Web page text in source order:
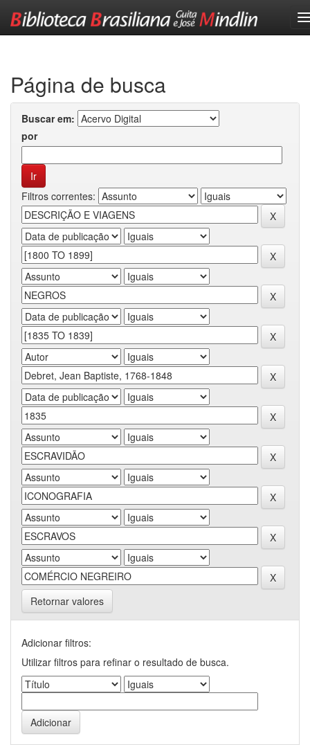
Página de busca
Buscar em:
por
Filtros correntes:
Retornar valores
Adicionar filtros:
Utilizar filtros para refinar o resultado de busca.